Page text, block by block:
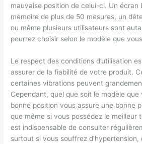
mauvaise position de celui-ci. Un écran
mémoire de plus de 50 mesures, un
ou même plusieurs utilisateurs sont
pourrez choisir selon le modèle que
Le respect des conditions d’utilisation
assurer de la fiabilité de votre produit.
certaines vibrations peuvent
Cependant, quel que soit le modèle que
bonne position vous assure une bonne
que même si vous possédez le meilleur
est indispensable de consulter
surtout si vous souffrez d’hypertension,